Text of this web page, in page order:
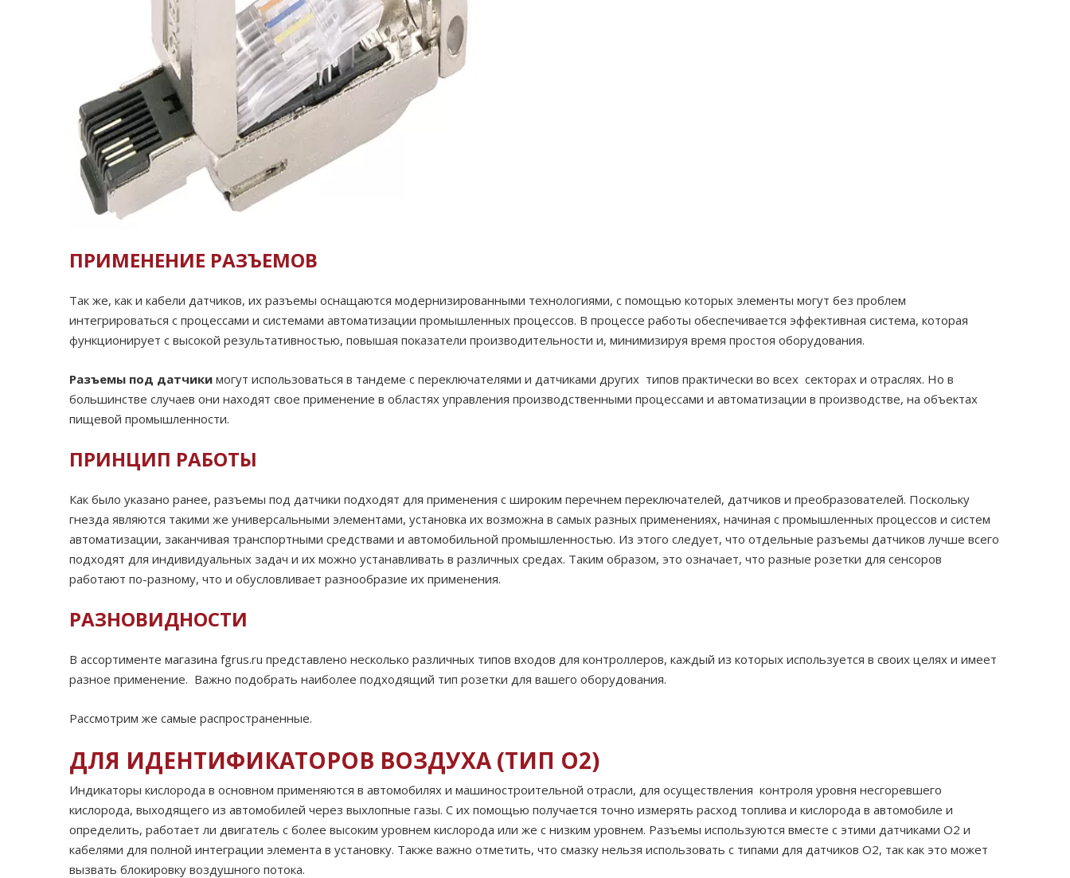
ПРИМЕНЕНИЕ РАЗЪЕМОВ
Так же, как и кабели датчиков, их разъемы оснащаются модернизированными технологиями, с помощью которых элементы могут без проблем
интегрироваться с процессами и системами автоматизации промышленных процессов. В процессе работы обеспечивается эффективная система, которая
функционирует с высокой результативностью, повышая показатели производительности и, минимизируя время простоя оборудования.
Разъемы под датчики могут использоваться в тандеме с переключателями и датчиками других типов практически во всех секторах и отраслях. Но в
большинстве случаев они находят свое применение в областях управления производственными процессами и автоматизации в производстве, на объектах
пищевой промышленности.
ПРИНЦИП РАБОТЫ
Как было указано ранее, разъемы под датчики подходят для применения с широким перечнем переключателей, датчиков и преобразователей. Поскольку
гнезда являются такими же универсальными элементами, установка их возможна в самых разных применениях, начиная с промышленных процессов и систем
автоматизации, заканчивая транспортными средствами и автомобильной промышленностью. Из этого следует, что отдельные разъемы датчиков лучше всего
подходят для индивидуальных задач и их можно устанавливать в различных средах. Таким образом, это означает, что разные розетки для сенсоров
работают по-разному, что и обусловливает разнообразие их применения.
РАЗНОВИДНОСТИ
В ассортименте магазина fgrus.ru представлено несколько различных типов входов для контроллеров, каждый из которых используется в своих целях и имеет
разное применение. Важно подобрать наиболее подходящий тип розетки для вашего оборудования.
Рассмотрим же самые распространенные.
ДЛЯ ИДЕНТИФИКАТОРОВ ВОЗДУХА (ТИП O2)
Индикаторы кислорода в основном применяются в автомобилях и машиностроительной отрасли, для осуществления контроля уровня несгоревшего
кислорода, выходящего из автомобилей через выхлопные газы. С их помощью получается точно измерять расход топлива и кислорода в автомобиле и
определить, работает ли двигатель с более высоким уровнем кислорода или же с низким уровнем. Разъемы используются вместе с этими датчиками O2 и
кабелями для полной интеграции элемента в установку. Также важно отметить, что смазку нельзя использовать с типами для датчиков O2, так как это может
вызвать блокировку воздушного потока.